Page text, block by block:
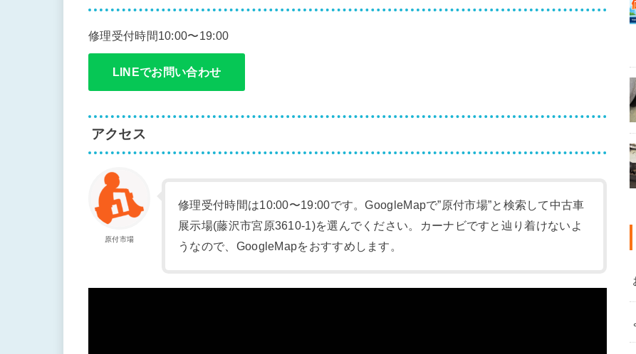
修理受付時間10:00〜19:00
LINEでお問い合わせ
アクセス
原付市場
修理受付時間は10:00〜19:00です。GoogleMapで”原付市場”と検索して中古車
展示場(藤沢市宮原3610-1)を選んでください。カーナビですと辿り着けないよ
うなので、GoogleMapをおすすめします。